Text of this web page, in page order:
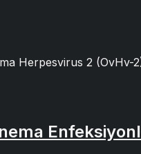
Herpesvirus 2